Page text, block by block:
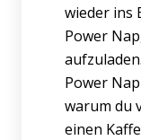
wieder ins
Power
Power
warum du
einen